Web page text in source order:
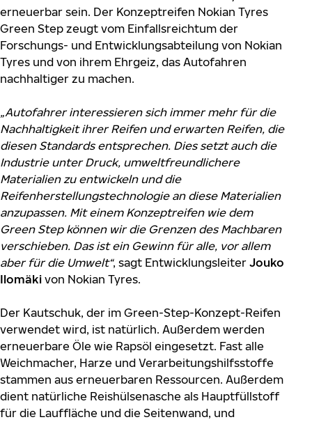
erneuerbar sein. Der Konzeptreifen Nokian Tyres
Green Step zeugt vom Einfallsreichtum der
Forschungs- und Entwicklungsabteilung von Nokian
Tyres und von ihrem Ehrgeiz, das Autofahren
nachhaltiger zu machen.
„Autofahrer interessieren sich immer mehr für die
Nachhaltigkeit ihrer Reifen und erwarten Reifen, die
diesen Standards entsprechen. Dies setzt auch die
Industrie unter Druck, umweltfreundlichere
Materialien zu entwickeln und die
Reifenherstellungstechnologie an diese Materialien
anzupassen. Mit einem Konzeptreifen wie dem
Green Step können wir die Grenzen des Machbaren
verschieben. Das ist ein Gewinn für alle, vor allem
aber für die Umwelt“, sagt Entwicklungsleiter Jouko
Ilomäki von Nokian Tyres.
Der Kautschuk, der im Green-Step-Konzept-Reifen
verwendet wird, ist natürlich. Außerdem werden
erneuerbare Öle wie Rapsöl eingesetzt. Fast alle
Weichmacher, Harze und Verarbeitungshilfsstoffe
stammen aus erneuerbaren Ressourcen. Außerdem
dient natürliche Reishülsenasche als Hauptfüllstoff
für die Lauffläche und die Seitenwand, und